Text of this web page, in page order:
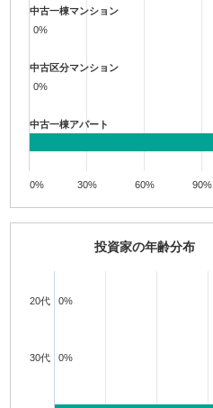
0%
0%
0%
0%
中古一棟マンション
中古区分マンション
中古一棟アパート
0% 30% 60% 90%
投資家の年齢分布
0%
0%
0%
0%
20代
30代